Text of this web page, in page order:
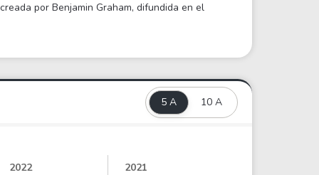
por Benjamin Graham, difundida en el
5 A 10 A
2022
2021